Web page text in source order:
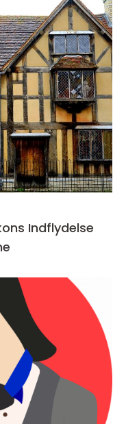
Indflydelse